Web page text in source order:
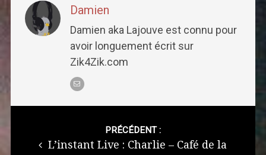
Damien
Damien aka Lajouve est connu pour
avoir longuement écrit sur
Zik4Zik.com
PRÉCÉDENT :
L’instant Live : Charlie – Café de la